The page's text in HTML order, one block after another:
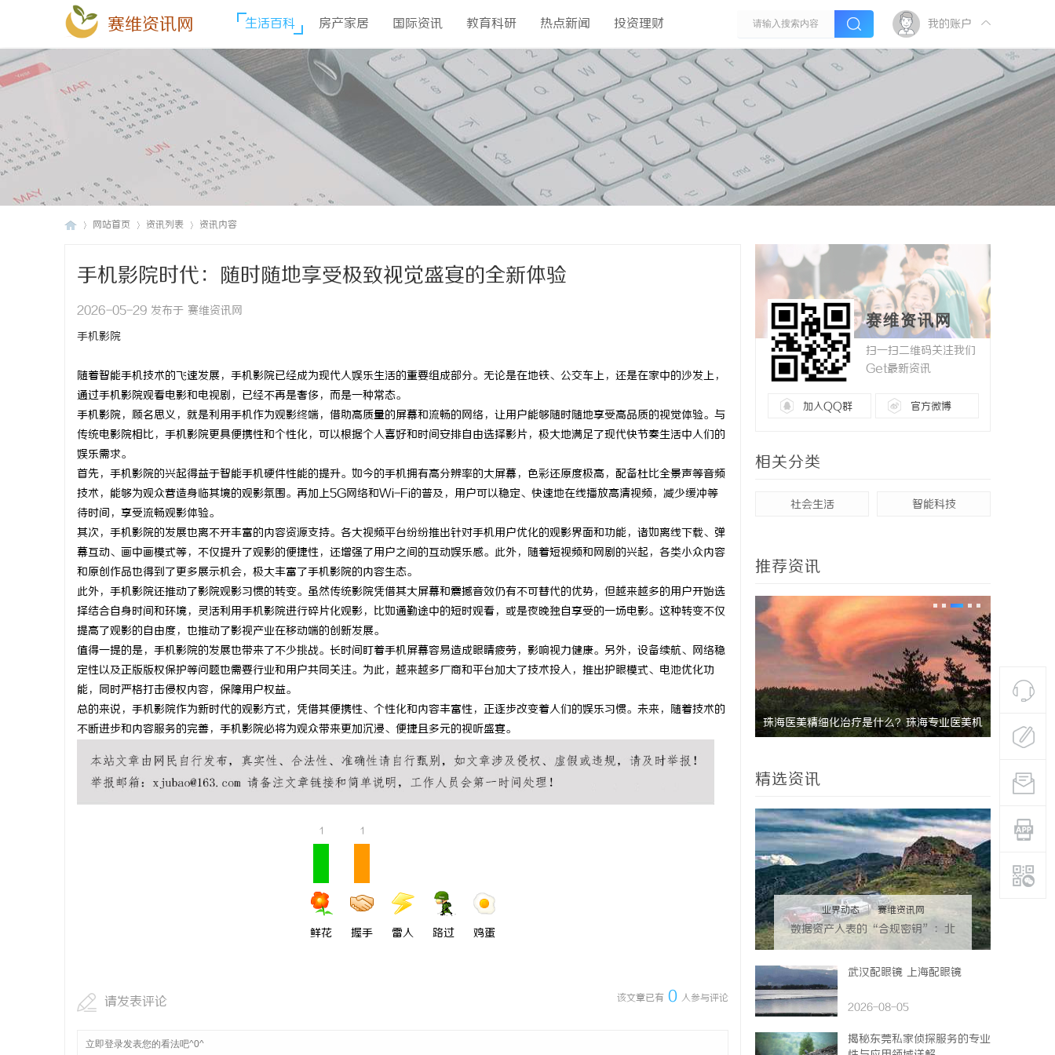
赛维资讯网 生活百科 房产家居 国际资讯 教育科研 热点新闻 投资理财 我的账户
网站首页 资讯列表 资讯内容
手机影院时代：随时随地享受极致视觉盛宴的全新体验
2026-05-29 发布于 赛维资讯网
手机影院
随着智能手机技术的飞速发展，手机影院已经成为现代人娱乐生活的重要组成部分。无论是在地铁、公交车上，还是在家中的沙发上，
通过手机影院观看电影和电视剧，已经不再是奢侈，而是一种常态。
手机影院，顾名思义，就是利用手机作为观影终端，借助高质量的屏幕和流畅的网络，让用户能够随时随地享受高品质的视觉体验。与
传统电影院相比，手机影院更具便携性和个性化，可以根据个人喜好和时间安排自由选择影片，极大地满足了现代快节奏生活中人们的
娱乐需求。
首先，手机影院的兴起得益于智能手机硬件性能的提升。如今的手机拥有高分辨率的大屏幕，色彩还原度极高，配备杜比全景声等音频
技术，能够为观众营造身临其境的观影氛围。再加上5G网络和Wi-Fi的普及，用户可以稳定、快速地在线播放高清视频，减少缓冲等
待时间，享受流畅观影体验。
其次，手机影院的发展也离不开丰富的内容资源支持。各大视频平台纷纷推出针对手机用户优化的观影界面和功能，诸如离线下载、弹
幕互动、画中画模式等，不仅提升了观影的便捷性，还增强了用户之间的互动娱乐感。此外，随着短视频和网剧的兴起，各类小众内容
和原创作品也得到了更多展示机会，极大丰富了手机影院的内容生态。
此外，手机影院还推动了影院观影习惯的转变。虽然传统影院凭借其大屏幕和震撼音效仍有不可替代的优势，但越来越多的用户开始选
择结合自身时间和环境，灵活利用手机影院进行碎片化观影，比如通勤途中的短时观看，或是夜晚独自享受的一场电影。这种转变不仅
提高了观影的自由度，也推动了影视产业在移动端的创新发展。
值得一提的是，手机影院的发展也带来了不少挑战。长时间盯着手机屏幕容易造成眼睛疲劳，影响视力健康。另外，设备续航、网络稳
定性以及正版版权保护等问题也需要行业和用户共同关注。为此，越来越多厂商和平台加大了技术投入，推出护眼模式、电池优化功
能，同时严格打击侵权内容，保障用户权益。
总的来说，手机影院作为新时代的观影方式，凭借其便携性、个性化和内容丰富性，正逐步改变着人们的娱乐习惯。未来，随着技术的
不断进步和内容服务的完善，手机影院必将为观众带来更加沉浸、便捷且多元的视听盛宴。
1
鲜花
1
握手 雷人 路过 鸡蛋
该文章已有 0 人参与评论
请发表评论
赛维资讯网
扫一扫二维码关注我们
Get最新资讯
加入QQ群 官方微博
相关分类
社会生活 智能科技
推荐资讯
武汉配眼镜 上海配眼镜 珠海医美精细化治疗是什么？珠海专业医美机 温婉灵动
唇，才是
气质加分项
精选资讯
业界动态 | 赛维资讯网
数据资产入表的“合规密钥”：北
京专利律师如何为数据知识产权登
武汉配眼镜 上海配眼镜
2026-08-05
揭秘东莞私家侦探服务的专业